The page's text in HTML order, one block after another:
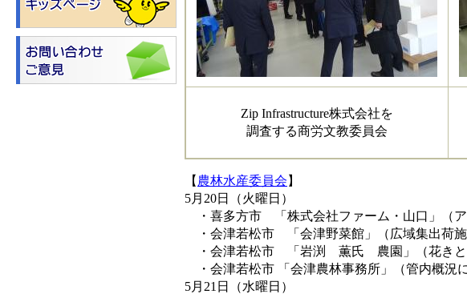
Zip Infrastructure株式会社を
調査する商労文教委員会
【 農林水産委員会 】
5月20日（火曜日）
・喜多方市 「株式会社ファーム・山口」（ア
・会津若松市 「会津野菜館」（広域集出荷施
・会津若松市 「岩渕 薫氏 農園」（花きと
・会津若松市 「会津農林事務所」（管内概況に
5月21日（水曜日）